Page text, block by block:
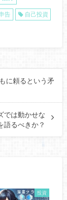
告 自己投資
に頼るという矛
では動かせな
語るべきか？
投資